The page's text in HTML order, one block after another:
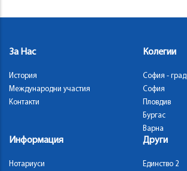
За Нас
История
Международни участия
Контакти
Колегии
София - град
София
Пловдив
Бургас
Варна
Информация
Нотариуси
Други
Единство 2